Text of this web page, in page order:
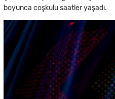
boyunca coşkulu saatler yaşadı.